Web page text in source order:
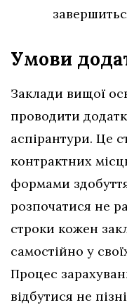
Умови
Заклади вищої
проводити
аспірантури. Це
контрактних
формами
розпочатися не
строки кожен
самостійно у
Процес
відбутися не